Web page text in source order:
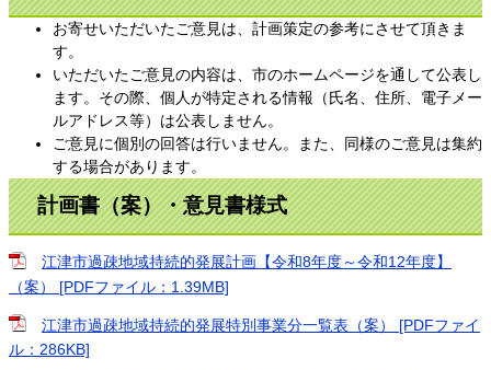
お寄せいただいたご意見は、計画策定の参考にさせて頂きま
す。
いただいたご意見の内容は、市のホームページを通して公表し
ます。その際、個人が特定される情報（氏名、住所、電子メー
ルアドレス等）は公表しません。
ご意見に個別の回答は行いません。また、同様のご意見は集約
する場合があります。
計画書（案）・意見書様式
江津市過疎地域持続的発展計画【令和8年度～令和12年度】
（案） [PDFファイル：1.39MB]
江津市過疎地域持続的発展特別事業分一覧表（案） [PDFファイ
ル：286KB]